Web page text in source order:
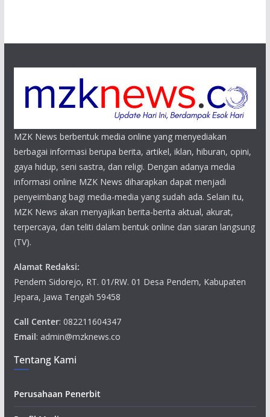
MZK News berbentuk media online yang menyediakan
berbagai informasi berupa berita, artikel, iklan, hiburan, opini,
gaya hidup, seni sastra, dan religi. Dengan adanya media
informasi online MZK News diharapkan dapat menjadi
penyeimbang bagi media-media yang sudah ada. Selain itu,
MZK News akan menyajikan berita-berita aktual, akurat,
terpercaya, dan teliti dalam bentuk online dan siaran langsung
(TV).
Alamat Redaksi:
Pendem Sidorejo, RT. 01/RW. 01 Desa Pendem, Kabupaten
Jepara, Jawa Tengah 59458
Call Center: 082211604347
Email: admin@mzknews.co
Tentang Kami
Perusahaan Penerbit